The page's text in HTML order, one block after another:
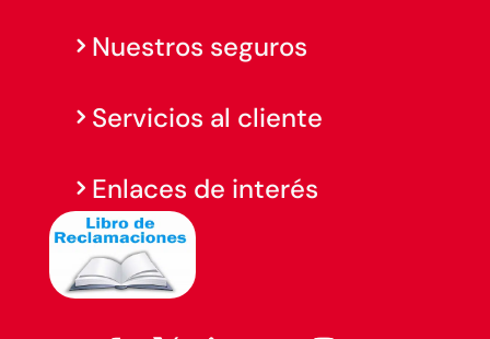
Nuestros seguros
Servicios al cliente
Enlaces de interés